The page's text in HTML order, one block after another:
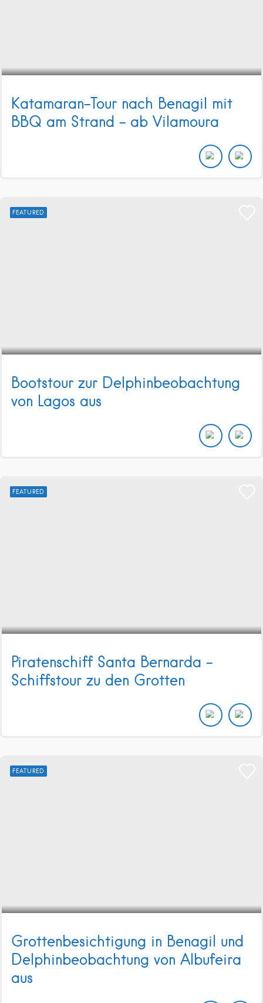
Katamaran-Tour nach Benagil mit
BBQ am Strand – ab Vilamoura
FEATURED
Bootstour zur Delphinbeobachtung
von Lagos aus
FEATURED
Piratenschiff Santa Bernarda –
Schiffstour zu den Grotten
FEATURED
Grottenbesichtigung in Benagil und
Delphinbeobachtung von Albufeira
aus